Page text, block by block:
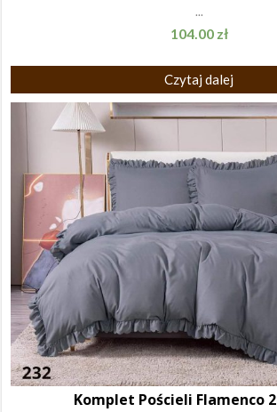
...
104.00 zł
Czytaj dalej
Komplet Pościeli Flamenco